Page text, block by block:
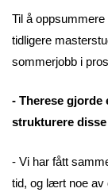
Til å
tidligere
sommerjobb i
- Therese gjorde
strukturere disse
- Vi har fått
tid, og lært noe av